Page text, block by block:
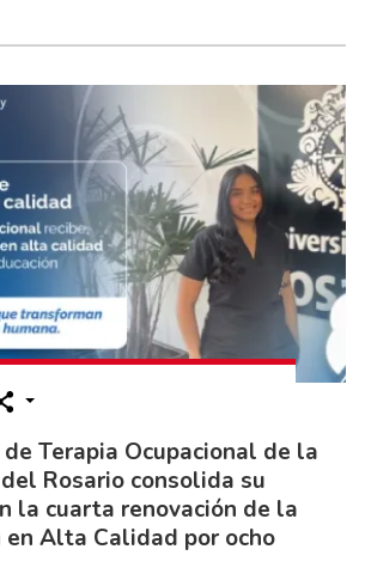
Terapia Ocupacional de la
Rosario consolida su
la cuarta renovación de la
Alta Calidad por ocho